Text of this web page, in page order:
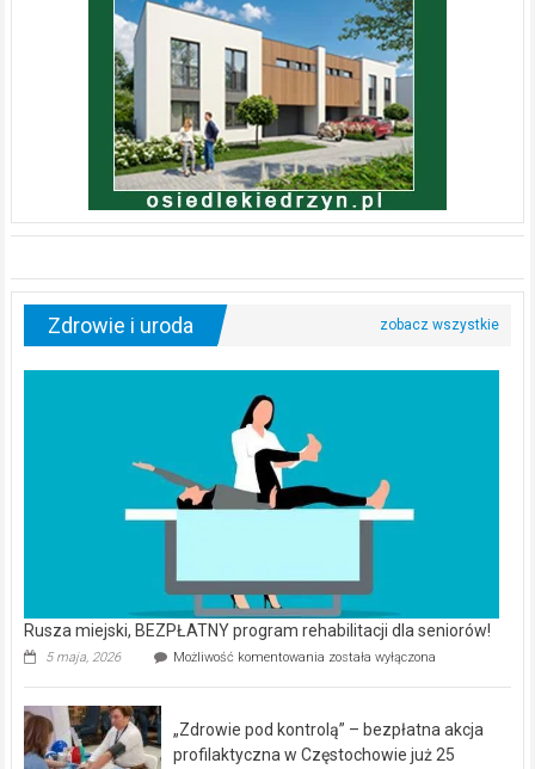
Zdrowie i uroda
Rusza miejski, BEZPŁATNY program rehabilitacji dla seniorów!
5 maja, 2026 Możliwość komentowania Rusza
rehabilitacji
dla
została wyłączona
„Zdrowie pod kontrolą” – bezpłatna akcja
profilaktyczna w Częstochowie już 25